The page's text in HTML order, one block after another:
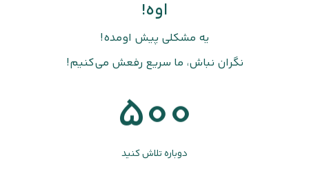
اوه!
یه مشکلی پیش اومده!
نگران نباش، ما سریع رفعش می‌کنیم!
500
دوباره تلاش کنید